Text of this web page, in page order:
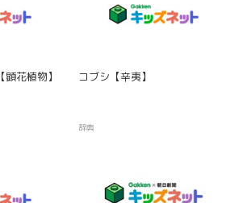
花植物】 コブシ【辛夷】
辞典